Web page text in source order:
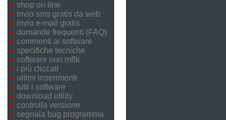
shop on line
invio sms gratis da web
invio e-mail gratis
domande frequenti (FAQ)
commenti ai software
specifiche tecniche
software non m8k
i più cliccati
ultimi inserimenti
tutti i software
download utility
controlla versione
segnala bug programma